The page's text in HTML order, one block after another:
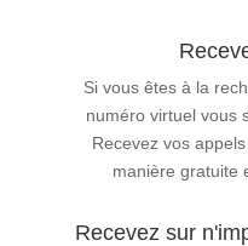
Si vous êtes à la
numéro virtuel vous
Recevez vos
manière gratuite
Recevez sur